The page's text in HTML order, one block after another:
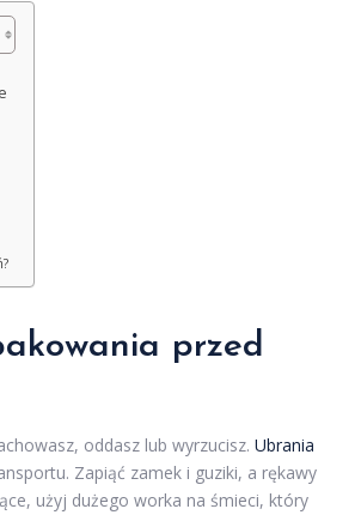
przed
oddasz lub wyrzucisz. Ubrania
Zapiąć zamek i guziki, a rękawy
użyj dużego worka na śmieci, który